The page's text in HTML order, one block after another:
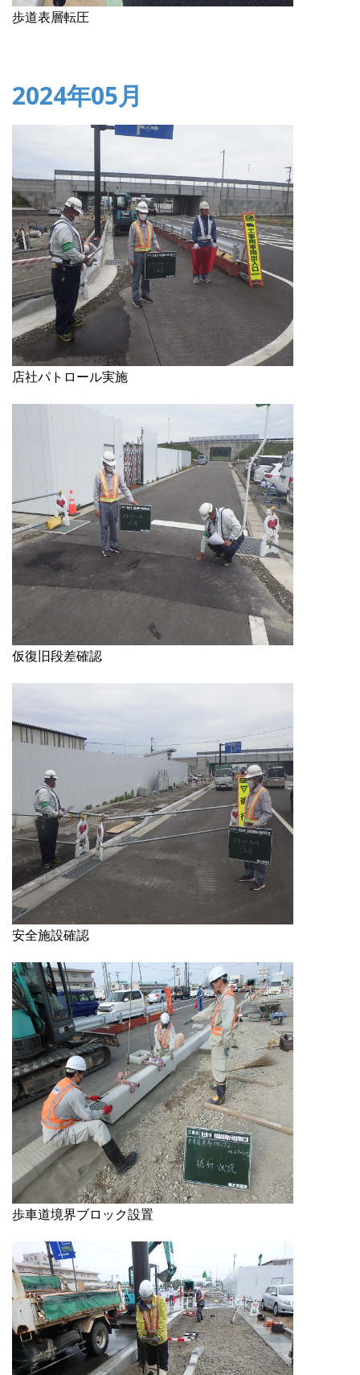
歩道表層転圧
2024年05月
店社パトロール実施
仮復旧段差確認
安全施設確認
歩車道境界ブロック設置